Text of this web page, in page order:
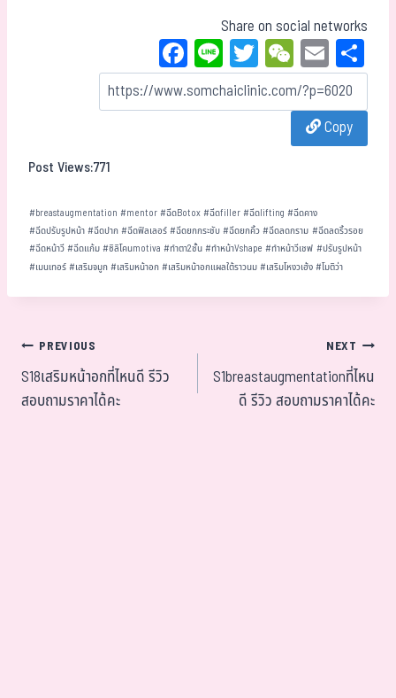
Share on social networks
Fa
ce
bo
Li
ne
T
wi
tt
W
eC
ha
t
E
m
ail
Copy
Post Views:771
#breastaugmentation #mentor#ฉีดBotox#ฉีดfiller#ฉีดlifting #ฉีดคาง
#ฉีดปรับรูปหน้า#ฉีดปาก#ฉีดฟิลเลอร์#ฉีดยกกระชับ#ฉีดยกคิ้ว #ฉีดลดกราม #ฉีดลดริ้วรอย
#ฉีดหน้าวี#ฉีดแก้ม#ซิลิโคนmotiva #ทำตา2ชั้น#ทำหน้าVshape #ทำหน้าวีเชฟ #ปรับรูปหน้า
#เมนเทอร์#เสริมจมูก#เสริมหน้าอก#เสริมหน้าอกแผลใต้ราวนม#เสริมโหงวเฮ้ง #โมติว่า
PREVIOUS
S18เสริมหน้าอกที่ไหนดี รีวิว
สอบถามราคาได้คะ
NEXT
S1breastaugmentationที่ไหน
ดี รีวิว สอบถามราคาได้คะ